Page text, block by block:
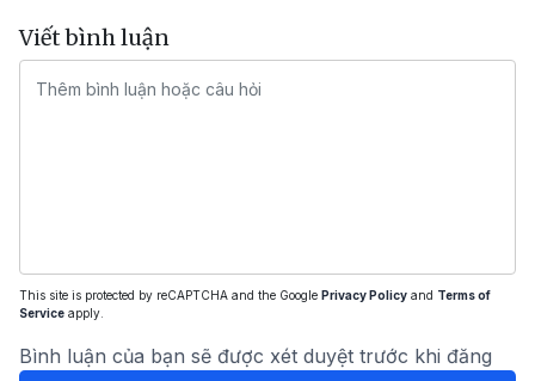
Viết bình luận
This site is protected by reCAPTCHA and the Google Privacy Policy and Terms of
Service apply.
Bình luận của bạn sẽ được xét duyệt trước khi đăng